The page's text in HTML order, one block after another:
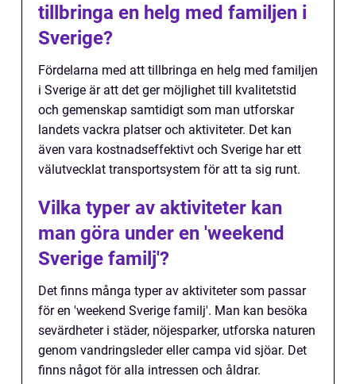
tillbringa en helg med familjen i
Sverige?
Fördelarna med att tillbringa en helg med familjen
i Sverige är att det ger möjlighet till kvalitetstid
och gemenskap samtidigt som man utforskar
landets vackra platser och aktiviteter. Det kan
även vara kostnadseffektivt och Sverige har ett
välutvecklat transportsystem för att ta sig runt.
Vilka typer av aktiviteter kan
man göra under en 'weekend
Sverige familj'?
Det finns många typer av aktiviteter som passar
för en 'weekend Sverige familj'. Man kan besöka
sevärdheter i städer, nöjesparker, utforska naturen
genom vandringsleder eller campa vid sjöar. Det
finns något för alla intressen och åldrar.